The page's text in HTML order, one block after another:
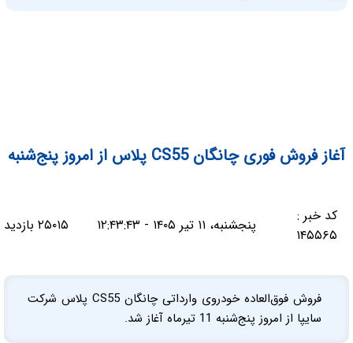
آغاز فروش فوری چانگان CS55 پلاس از امروز پنج‌شنبه
کد خبر :
۱۴۵۵۶۵
پنجشنبه، ۱۱ تیر ۱۴۰۵ - ۱۲:۴۳:۴۳ ۲۵۰۱۵ بازدید
فروش فوق‌العاده خودروی وارداتی چانگان CS55 پلاس شرکت
سایپا از امروز پنج‌شنبه 11 تیرماه آغاز شد.